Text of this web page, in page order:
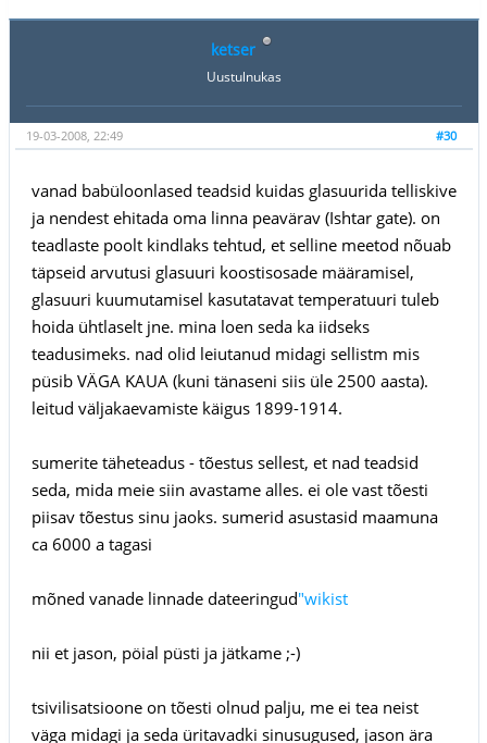
ketser
Uustulnukas
#30
19-03-2008, 22:49
vanad babüloonlased teadsid kuidas glasuurida telliskive
ja nendest ehitada oma linna peavärav (Ishtar gate). on
teadlaste poolt kindlaks tehtud, et selline meetod nõuab
täpseid arvutusi glasuuri koostisosade määramisel,
glasuuri kuumutamisel kasutatavat temperatuuri tuleb
hoida ühtlaselt jne. mina loen seda ka iidseks
teadusimeks. nad olid leiutanud midagi sellistm mis
püsib VÄGA KAUA (kuni tänaseni siis üle 2500 aasta).
leitud väljakaevamiste käigus 1899-1914.
sumerite täheteadus - tõestus sellest, et nad teadsid
seda, mida meie siin avastame alles. ei ole vast tõesti
piisav tõestus sinu jaoks. sumerid asustasid maamuna
ca 6000 a tagasi
mõned vanade linnade dateeringud"wikist
nii et jason, pöial püsti ja jätkame ;-)
tsivilisatsioone on tõesti olnud palju, me ei tea neist
väga midagi ja seda üritavadki sinusugused, jason ära